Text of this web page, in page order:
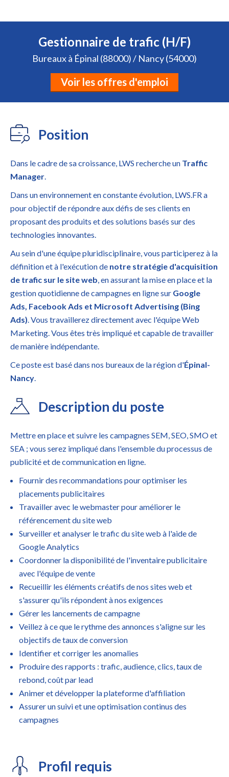
Gestionnaire de trafic (H/F)
Bureaux à Épinal (88000) / Nancy (54000)
Voir les offres d'emploi
Position
Dans le cadre de sa croissance, LWS recherche un Traffic
Manager
Dans un environnement en constante évolution, LWS.FR a
pour objectif de répondre aux défis de ses clients en
proposant des produits et des solutions basés sur des
technologies innovantes.
Au sein d'une équipe pluridisciplinaire, vous participerez à la
définition et à l'exécution de notre stratégie d'acquisition
de trafic sur le site web , en assurant la mise en place et la
gestion quotidienne de campagnes en ligne sur Google
Ads, Facebook Ads et Microsoft Advertising (Bing
Ads) . Vous travaillerez directement avec l'équipe Web
Marketing. Vous êtes très impliqué et capable de travailler
de manière indépendante.
Ce poste est basé dans nos bureaux de la région d'Épinal-
Nancy
Description du poste
Mettre en place et suivre les campagnes SEM, SEO, SMO et
SEA ; vous serez impliqué dans l'ensemble du processus de
publicité et de communication en ligne.
Fournir des recommandations pour optimiser les
placements publicitaires
Travailler avec le webmaster pour améliorer le
référencement du site web
Surveiller et analyser le trafic du site web à l'aide de
Google Analytics
Coordonner la disponibilité de l'inventaire publicitaire
avec l'équipe de vente
Recueillir les éléments créatifs de nos sites web et
s'assurer qu'ils répondent à nos exigences
Gérer les lancements de campagne
Veillez à ce que le rythme des annonces s'aligne sur les
objectifs de taux de conversion
Identifier et corriger les anomalies
Produire des rapports : trafic, audience, clics, taux de
rebond, coût par lead
Animer et développer la plateforme d'affiliation
Assurer un suivi et une optimisation continus des
campagnes
Profil requis